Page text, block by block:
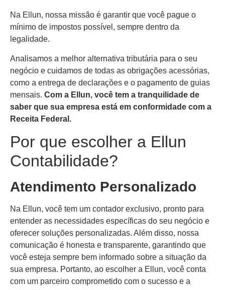
Na Ellun, nossa missão é garantir que você pague o
mínimo de impostos possível, sempre dentro da
legalidade.
Analisamos a melhor alternativa tributária para o seu
negócio e cuidamos de todas as obrigações acessórias,
como a entrega de declarações e o pagamento de guias
mensais. Com a Ellun, você tem a tranquilidade de
saber que sua empresa está em conformidade com a
Receita Federal.
Por que escolher a Ellun
Contabilidade?
Atendimento Personalizado
Na Ellun, você tem um contador exclusivo, pronto para
entender as necessidades específicas do seu negócio e
oferecer soluções personalizadas. Além disso, nossa
comunicação é honesta e transparente, garantindo que
você esteja sempre bem informado sobre a situação da
sua empresa. Portanto, ao escolher a Ellun, você conta
com um parceiro comprometido com o sucesso e a